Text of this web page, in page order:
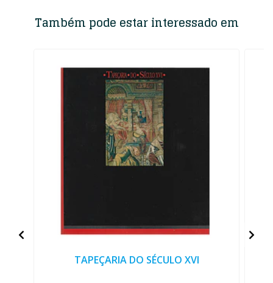
Também pode estar interessado em
TAPEÇARIA DO SÉCULO XVI